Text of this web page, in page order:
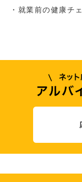
・就業前の健康チ